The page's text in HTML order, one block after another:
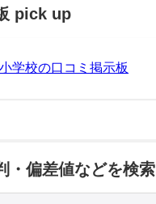
pick up
学校の口コミ掲示板
・偏差値などを検索